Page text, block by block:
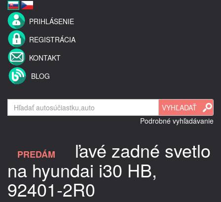
PRIHLÁSENIE
REGISTRÁCIA
KONTAKT
BLOG
Podrobné vyhľadávanie
PREDÁM ľavé zadné svetlo
na hyundai i30 HB,
92401-2R0